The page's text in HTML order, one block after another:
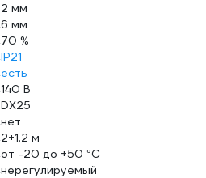
2 мм
6 мм
70 %
IP21
есть
140 В
DX25
нет
2+1.2 м
от -20 до +50 °С
нерегулируемый